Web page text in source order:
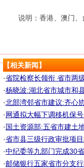
说明：香港、澳门、台
【相关新闻】
·省院检察长领衔 省市两
·杨晓波:湖北省市城市和
·北部湾邻省市建议:齐心
·网通拟大幅下调移机保
·国土资源部:五省市建土
·省市县三级行政审批项目
·中纪委等九部门完成30
·邮储银行五家省市分支